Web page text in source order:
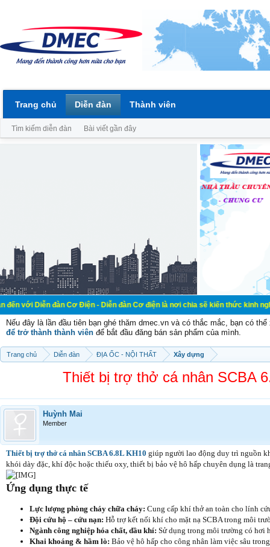
đàn Cơ Điện - Diễn đàn Cơ điện là nơi chia sẽ kiến thức kinh nghiệm
Nếu đây là lần đầu tiên bạn ghé thăm dmec.vn và có thắc mắc, bạn có
để trở thành thành viên để bắt đầu đăng bán sản phẩm của mình.
Trang chủ Diễn đàn ĐỊA ỐC - NỘI THẤT Xây dựng
Thiết bị trợ thở cá nhân SCBA
Huỳnh Mai
Member
Thiết bị trợ thở cá nhân SCBA 6.8L KH10 giúp người lao động duy trì nguồn
khói dày đặc, khí độc hoặc thiếu oxy, thiết bị bảo vệ hô hấp chuyên dụng là
Ứng dụng thực tế
Lực lượng phòng cháy chữa cháy: Cung cấp khí thở an toàn cho lính
Đội cứu hộ – cứu nạn: Hỗ trợ kết nối khí cho mặt nạ SCBA trong môi
Ngành công nghiệp hóa chất, dầu khí: Sử dụng trong môi trường có hơi
Khai khoáng & hầm lò: Bảo vệ hô hấp cho công nhân làm việc sâu
Trang chủ Diễn đàn
Tìm kiếm diễn đàn Bài viết gần đây
Thành viên